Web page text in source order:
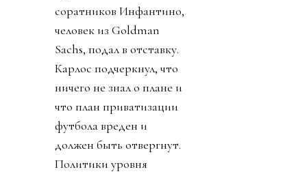
Личности инвесторов
не указаны в документе,
сроки и условия
функционирования не
определены, ничего
кроме приватизации
прав на футбол. К концу
дня Карлос Кордейро,
один из главных